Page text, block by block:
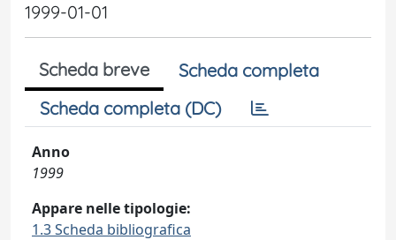
1999-01-01
Scheda breve
Scheda completa
Scheda completa (DC)
Anno
1999
Appare nelle tipologie:
1.3 Scheda bibliografica